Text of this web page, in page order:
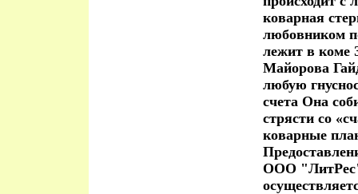
коварная
любовником
лежит в коме
Майорова
любую
счета Она
стрясти со
коварные
ООО "ЛитРес"